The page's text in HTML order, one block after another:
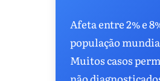
Afeta entre 2% e
população
Muitos casos